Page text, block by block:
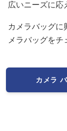
広いニーズに応
カメラバッグに
メラバッグをチ
カメラ